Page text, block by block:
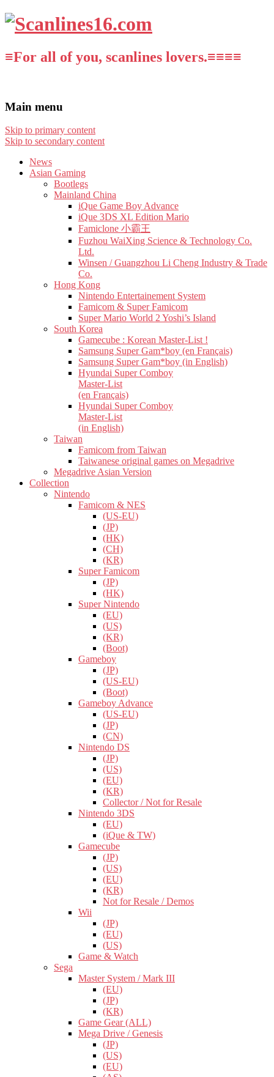
≡For all of you, scanlines lovers.≡≡≡≡
Main menu
Skip to primary content
Skip to secondary content
News
Asian Gaming
Bootlegs
Mainland China
iQue Game Boy Advance
iQue 3DS XL Edition Mario
Famiclone 小霸王
Fuzhou WaiXing Science & Technology Co.
Ltd.
Winsen / Guangzhou Li Cheng Industry & Trade
Co.
Hong Kong
Nintendo Entertainement System
Famicom & Super Famicom
Super Mario World 2 Yoshi’s Island
South Korea
Gamecube : Korean Master-List !
Samsung Super Gam*boy (en Français)
Samsung Super Gam*boy (in English)
Hyundai Super Comboy
Master-List
(en Français)
Hyundai Super Comboy
Master-List
(in English)
Taiwan
Famicom from Taiwan
Taiwanese original games on Megadrive
Megadrive Asian Version
Collection
Nintendo
Famicom & NES
(US-EU)
(JP)
(HK)
(CH)
(KR)
Super Famicom
(JP)
(HK)
Super Nintendo
(EU)
(US)
(KR)
(Boot)
Gameboy
(JP)
(US-EU)
(Boot)
Gameboy Advance
(US-EU)
(JP)
(CN)
Nintendo DS
(JP)
(US)
(EU)
(KR)
Collector / Not for Resale
Nintendo 3DS
(EU)
(iQue & TW)
Gamecube
(JP)
(US)
(EU)
(KR)
Not for Resale / Demos
Wii
(JP)
(EU)
(US)
Game & Watch
Sega
Master System / Mark III
(EU)
(JP)
(KR)
Game Gear (ALL)
Mega Drive / Genesis
(JP)
(US)
(EU)